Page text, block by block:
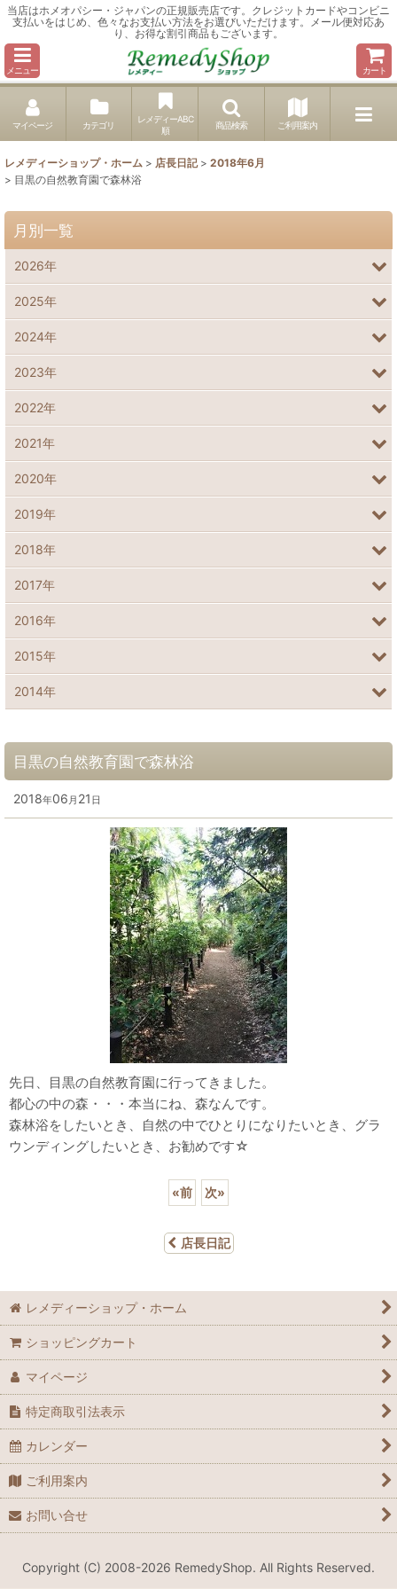
当店はホメオパシー・ジャパンの正規販売店です。クレジットカードやコンビニ
支払いをはじめ、色々なお支払い方法をお選びいただけます。メール便対応あ
り、お得な割引商品もございます。
メニュー カート
マイページ カテゴリ
レメディーABC
順
商品検索 ご利用案内
レメディーショップ・ホーム > 店長日記 > 2018年6月
> 目黒の自然教育園で森林浴
目黒の自然教育園で森林浴
2018年06 月 21 日
先日、目黒の自然教育園に行ってきました。
都心の中の森・・・本当にね、森なんです。
森林浴をしたいとき、自然の中でひとりになりたいとき、グラ
ウンディングしたいとき、お勧めです☆
«前 次»
店長日記
月別一覧
2026年
2025年
2024年
2023年
2022年
2021年
2020年
2019年
2018年
2017年
2016年
2015年
2014年
レメディーショップ・ホーム
ショッピングカート
マイページ
特定商取引法表示
カレンダー
ご利用案内
お問い合せ
Copyright (C) 2008-2026 RemedyShop. All Rights Reserved.